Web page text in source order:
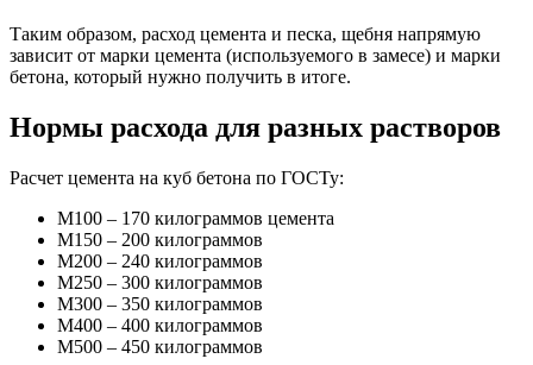
Таким образом, расход цемента и песка, щебня напрямую
зависит от марки цемента (используемого в замесе) и марки
бетона, который нужно получить в итоге.
Нормы расхода для разных растворов
Расчет цемента на куб бетона по ГОСТу:
М100 – 170 килограммов цемента
М150 – 200 килограммов
М200 – 240 килограммов
М250 – 300 килограммов
М300 – 350 килограммов
М400 – 400 килограммов
М500 – 450 килограммов